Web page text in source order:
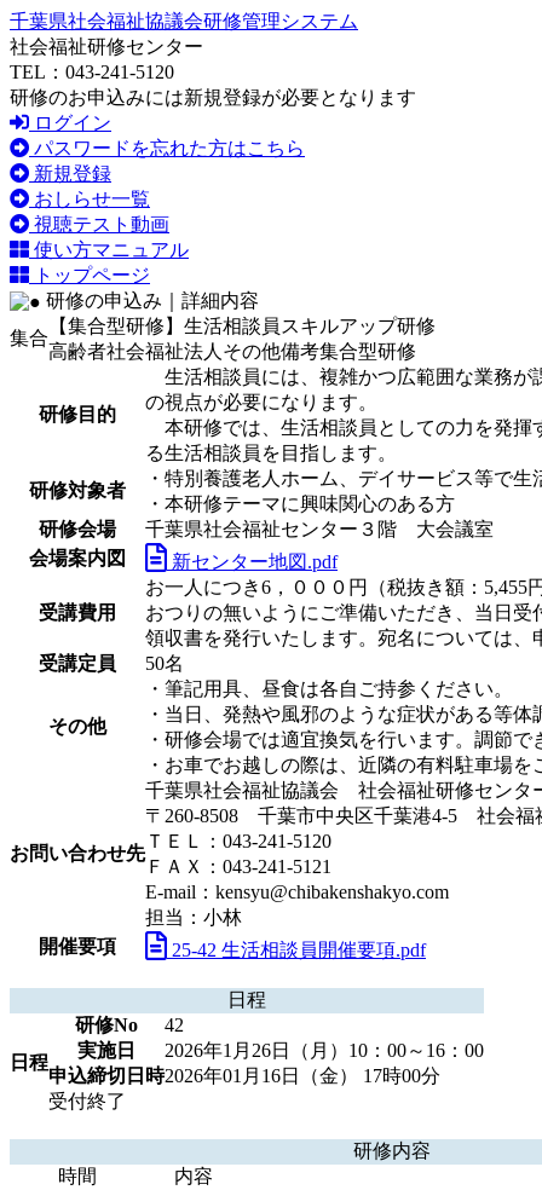
千葉県社会福祉協議会研修管理システム
社会福祉研修センター
TEL：043-241-5120
研修のお申込みには新規登録が必要となります
ログイン
パスワードを忘れた方はこちら
新規登録
おしらせ一覧
視聴テスト動画
使い方マニュアル
トップページ
研修の申込み｜詳細内容
集合
【集合型研修】生活相談員スキルアップ研修
高齢者社会福祉法人 その他備考集合型研修
研修目的
生活相談員には、複雑かつ広範囲な業務が
の視点が必要になります。
本研修では、生活相談員としての力を発揮
る生活相談員を目指します。
研修対象者
・特別養護老人ホーム、デイサービス等で
・本研修テーマに興味関心のある方
研修会場
千葉県社会福祉センター３階 大会議室
会場案内図
新センター地図.pdf
受講費用
お一人につき6，０００円（税抜き額：
おつりの無いようにご準備いただき、当日受
領収書を発行いたします。宛名については
受講定員
50名
その他
・筆記用具、昼食は各自ご持参ください。
・当日、発熱や風邪のような症状がある等
・研修会場では適宜換気を行います。調節
・お車でお越しの際は、近隣の有料駐車場を
お問い合わせ先
千葉県社会福祉協議会 社会福祉研修センタ
〒260-8508 千葉市中央区千葉港4-5 社会福
ＴＥＬ：043-241-5120
ＦＡＸ：043-241-5121
E-mail：kensyu@chibakenshakyo.com
担当：小林
開催要項
25-42 生活相談員開催要項.pdf
日程
日程
研修No
42
実施日
2026年1月26日（月）10：00～16：00
申込締切日時2026年01月16日（金） 17時00分
受付終了
研修内容
時間
内容